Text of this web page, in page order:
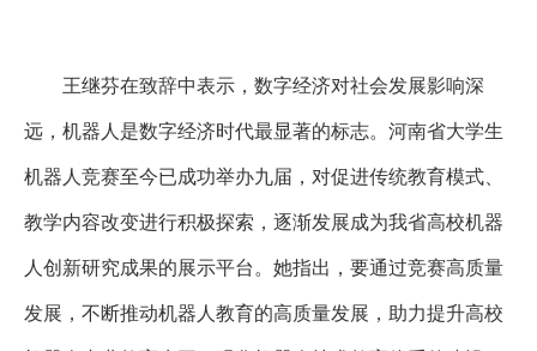
王继芬在致辞中表示，数字经济对社会发展影响深
远，机器人是数字经济时代最显著的标志。河南省大学生
机器人竞赛至今已成功举办九届，对促进传统教育模式、
教学内容改变进行积极探索，逐渐发展成为我省高校机器
人创新研究成果的展示平台。她指出，要通过竞赛高质量
发展，不断推动机器人教育的高质量发展，助力提升高校